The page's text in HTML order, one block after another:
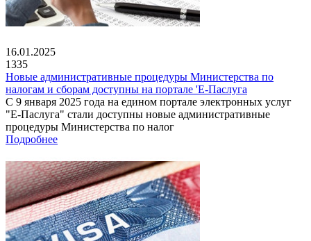
16.01.2025
1335
Новые административные процедуры Министерства по
налогам и сборам доступны на портале 'Е-Паслуга
С 9 января 2025 года на едином портале электронных услуг
"Е-Паслуга" стали доступны новые административные
процедуры Министерства по налог
Подробнее